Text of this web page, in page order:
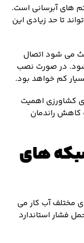
های آبرسانی است.
تا حد زیادی این
می شود اتصال
شود. در صورت نصب
کم خواهد بود.
کشاورزی اهمیت
کاهش راندمان
های
مختلف آب کار می
فشار استاندارد